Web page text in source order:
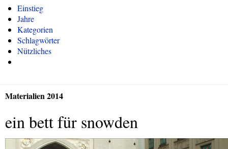
Einstieg
Jahre
Kategorien
Schlagwörter
Nützliches
Materialien 2014
ein bett für snowden